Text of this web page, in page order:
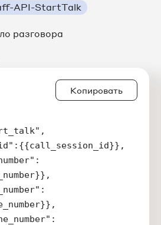
API-StartTalk
разговора
Копировать